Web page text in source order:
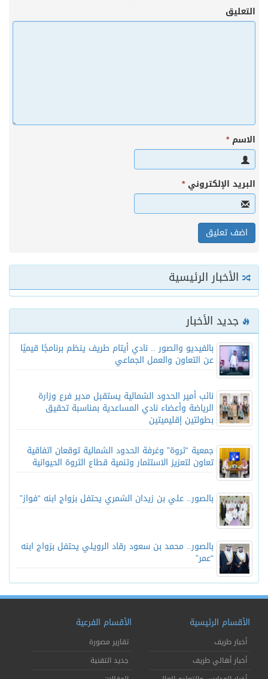
التعليق
الاسم*
البريد الإلكتروني*
الأخبار الرئيسية
جديد الأخبار
بالفيديو والصور .. نادي أيتام طريف ينظم برنامجًا قيميًا
عن التعاون والعمل الجماعي
نائب أمير الحدود الشمالية يستقبل مدير فرع وزارة
الرياضة وأعضاء نادي المساعدية بمناسبة تحقيق
بطولتين إقليميتين
جمعية “ثروة” وغرفة الحدود الشمالية توقعان اتفاقية
تعاون لتعزيز الاستثمار وتنمية قطاع الثروة الحيوانية
بالصور.. علي بن زيدان الشمري يحتفل بزواج ابنه “فواز”
بالصور.. محمد بن سعود رقاد الرويلي يحتفل بزواج ابنه
“عمر”
الأقسام الرئيسية
أخبار طريف
أخبار أهالي طريف
الأقسام الفرعية
تقارير مصورة
جديد التقنية